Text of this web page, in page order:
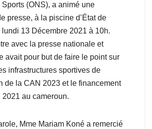
(ONS), a animé une
presse, à la piscine d’État de
13 Décembre 2021 à 10h.
avec la presse nationale et
avait pour but de faire le point sur
infrastructures sportives de
de la CAN 2023 et le financement
au cameroun.
Mme Mariam Koné a remercié